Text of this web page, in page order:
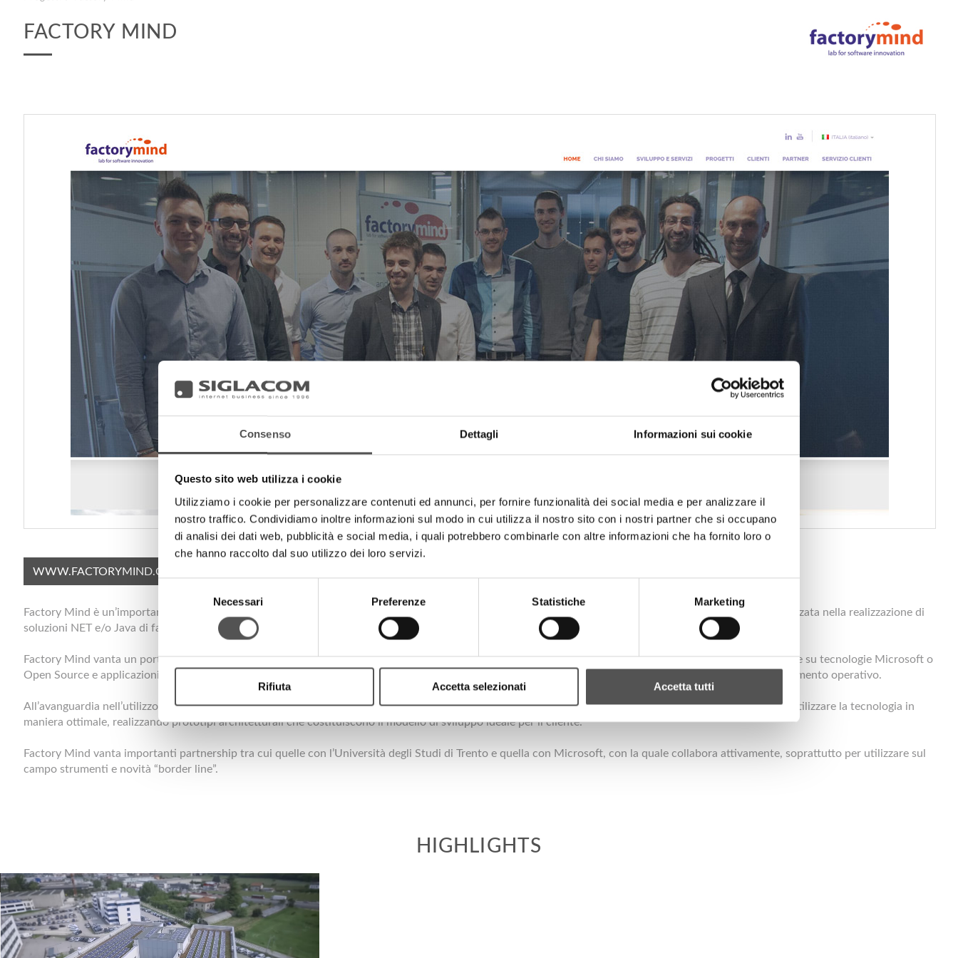
Consenso Dettagli Informazioni sui cookie
Questo sito web utilizza i cookie
Utilizziamo i cookie per personalizzare contenuti ed annunci, per fornire funzionalità dei social media e per analizzare il
nostro traffico. Condividiamo inoltre informazioni sul modo in cui utilizza il nostro sito con i nostri partner che si occupano
di analisi dei dati web, pubblicità e social media, i quali potrebbero combinarle con altre informazioni che ha fornito loro o
che hanno raccolto dal suo utilizzo dei loro servizi.
Selezione
Necessari Preferenze Statistiche Marketing
Rifiuta Accetta selezionati Accetta tutti
FACTORY MIND
WWW.FACTORYMIND.COM
Factory Mind è un’importante software factory con sede a Trento il cui core business è lo sviluppo di applicazioni conto terzi. La società software è specializzata nella realizzazione di
soluzioni NET e/o Java di fascia Enterprise basate su Service-Oriented Architecture e meccanismi di interoperabilità fra piattaforme.
Factory Mind vanta un portfolio di clienti importanti per i quali offre un servizio di consulenza tecnologica con studio di fattibilità e sviluppa soluzioni basate su tecnologie Microsoft o
Open Source e applicazioni mobile native o Cross-Device. Gli sviluppatori software della società svolgono inoltre attività di Software Engineering e affiancamento operativo.
All’avanguardia nell’utilizzo delle tecnologie di sviluppo più recenti, gli sviluppatori software di Factory Mind godono di un know how che permette loro di utilizzare la tecnologia in
maniera ottimale, realizzando prototipi architetturali che costituiscono il modello di sviluppo ideale per il cliente.
Factory Mind vanta importanti partnership tra cui quelle con l’Università degli Studi di Trento e quella con Microsoft, con la quale collabora attivamente, soprattutto per utilizzare sul
campo strumenti e novità “border line”.